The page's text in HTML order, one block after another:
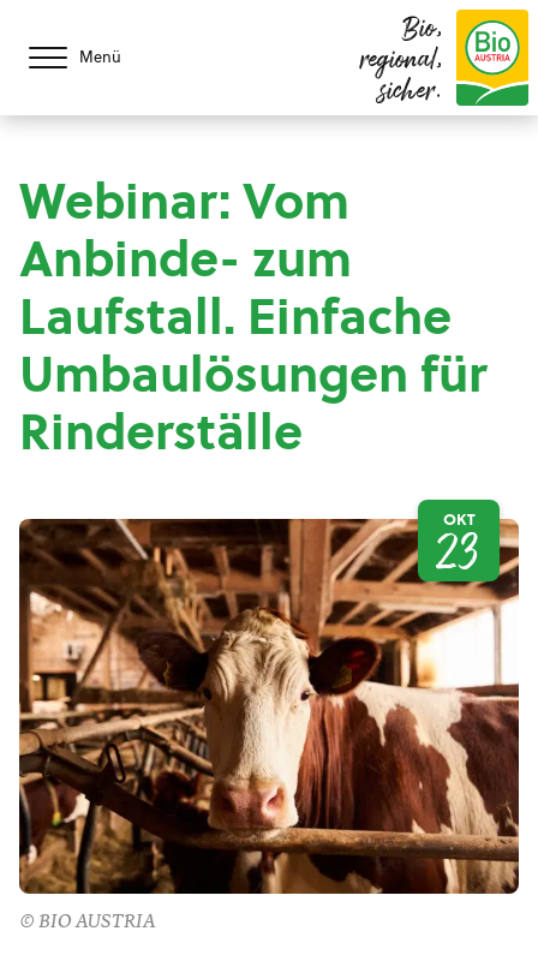
Menü
Bio,
regional,
sicher.
Webinar: Vom
Anbinde- zum
Laufstall. Einfache
Umbaulösungen für
Rinderställe
© BIO AUSTRIA
OKT
23